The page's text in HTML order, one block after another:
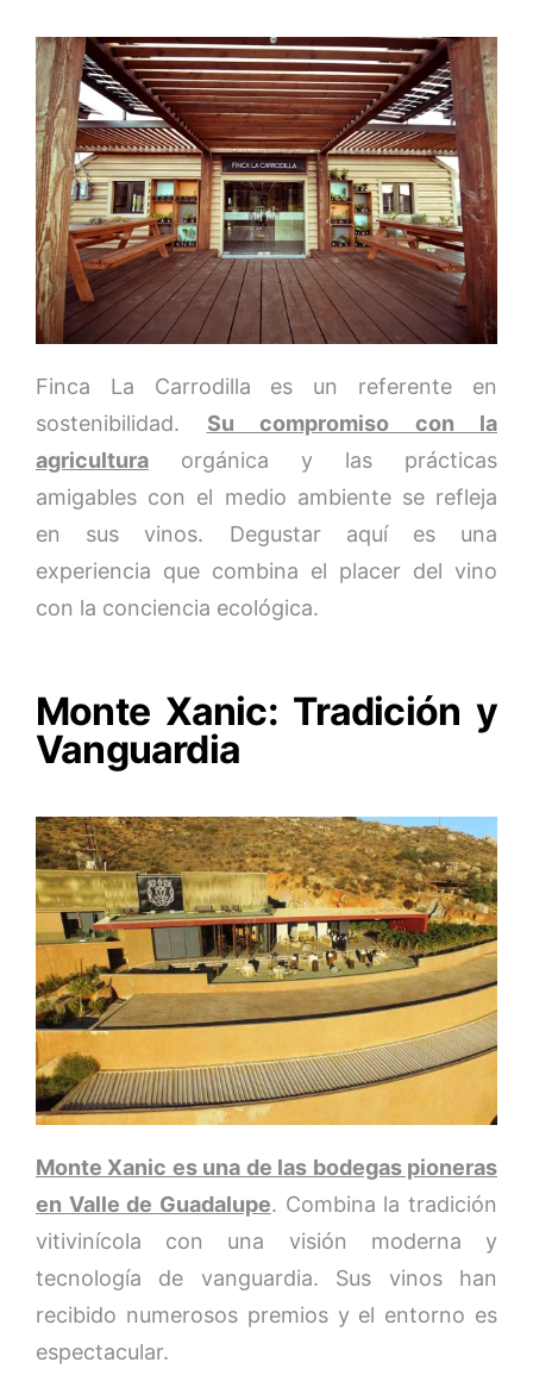
Finca La Carrodilla es un referente en
sostenibilidad. Su compromiso con la
agricultura orgánica y las prácticas
amigables con el medio ambiente se refleja
en sus vinos. Degustar aquí es una
experiencia que combina el placer del vino
con la conciencia ecológica.
Monte Xanic: Tradición y
Vanguardia
Monte Xanic es una de las bodegas pioneras
en Valle de Guadalupe. Combina la tradición
vitivinícola con una visión moderna y
tecnología de vanguardia. Sus vinos han
recibido numerosos premios y el entorno es
espectacular.